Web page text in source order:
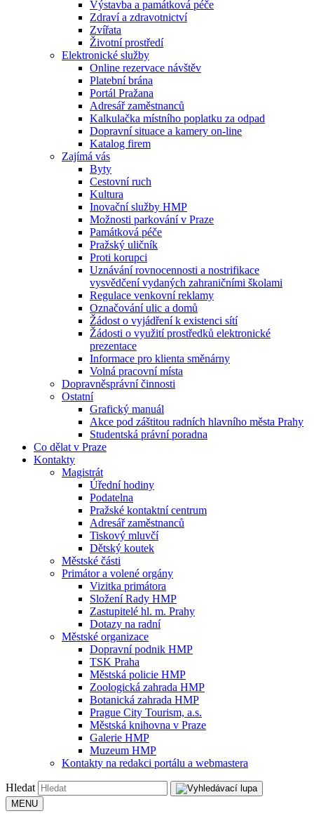
Výstavba a památková péče
Zdraví a zdravotnictví
Zvířata
Životní prostředí
Elektronické služby
Online rezervace návštěv
Platební brána
Portál Pražana
Adresář zaměstnanců
Kalkulačka místního poplatku za odpad
Dopravní situace a kamery on-line
Katalog firem
Zajímá vás
Byty
Cestovní ruch
Kultura
Inovační služby HMP
Možnosti parkování v Praze
Památková péče
Pražský uličník
Proti korupci
Uznávání rovnocennosti a nostrifikace
vysvědčení vydaných zahraničními školami
Regulace venkovní reklamy
Označování ulic a domů
Žádost o vyjádření k existenci sítí
Žádosti o využití prostředků elektronické
prezentace
Informace pro klienta směnárny
Volná pracovní místa
Dopravněsprávní činnosti
Ostatní
Grafický manuál
Akce pod záštitou radních hlavního města Prahy
Studentská právní poradna
Co dělat v Praze
Kontakty
Magistrát
Úřední hodiny
Podatelna
Pražské kontaktní centrum
Adresář zaměstnanců
Tiskový mluvčí
Dětský koutek
Městské části
Primátor a volené orgány
Vizitka primátora
Složení Rady HMP
Zastupitelé hl. m. Prahy
Dotazy na radní
Městské organizace
Dopravní podnik HMP
TSK Praha
Městská policie HMP
Zoologická zahrada HMP
Botanická zahrada HMP
Prague City Tourism, a.s.
Městská knihovna v Praze
Galerie HMP
Muzeum HMP
Kontakty na redakci portálu a webmastera
Hledat
MENU